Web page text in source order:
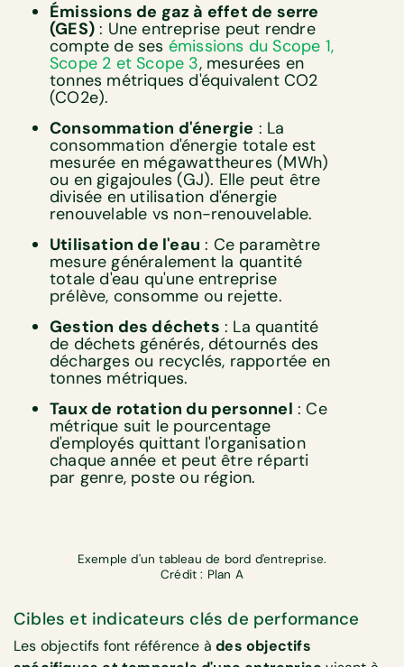
Émissions de gaz à effet de serre
(GES) : Une entreprise peut rendre
compte de ses émissions du Scope 1,
Scope 2 et Scope 3, mesurées en
tonnes métriques d'équivalent CO2
(CO2e).
Consommation d'énergie : La
consommation d'énergie totale est
mesurée en mégawattheures (MWh)
ou en gigajoules (GJ). Elle peut être
divisée en utilisation d'énergie
renouvelable vs non-renouvelable.
Utilisation de l'eau : Ce paramètre
mesure généralement la quantité
totale d'eau qu'une entreprise
prélève, consomme ou rejette.
Gestion des déchets : La quantité
de déchets générés, détournés des
décharges ou recyclés, rapportée en
tonnes métriques.
Taux de rotation du personnel : Ce
métrique suit le pourcentage
d'employés quittant l'organisation
chaque année et peut être réparti
par genre, poste ou région.
Exemple d'un tableau de bord d'entreprise.
Crédit : Plan A
Cibles et indicateurs clés de performance
Les objectifs font référence àdes objectifs